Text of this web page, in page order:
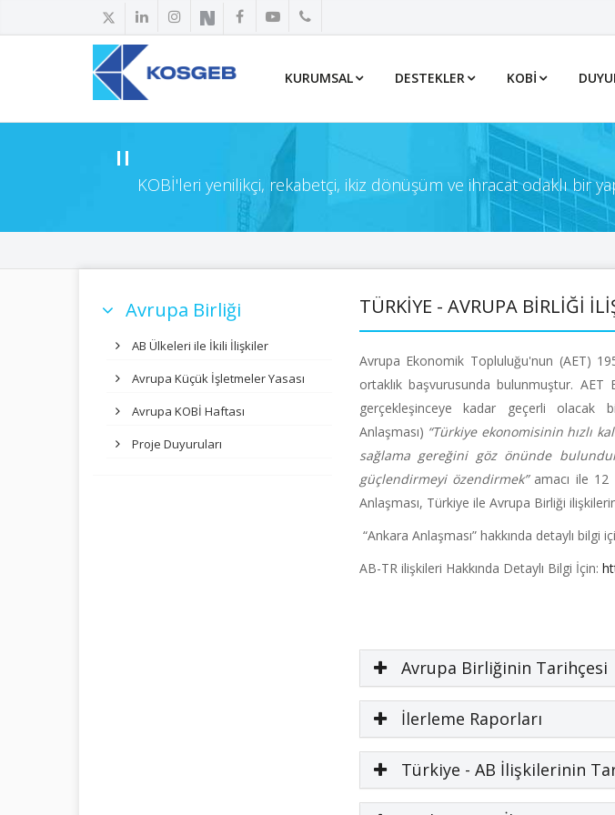
KURUMSAL DESTEKLER KOBİ
KOBİ'leri yenilikçi, rekabetçi, ikiz dönüşüm ve ihracat odaklı bir
Avrupa Birliği
AB Ülkeleri ile İkili İlişkiler
Avrupa Küçük İşletmeler Yasası
Avrupa KOBİ Haftası
Proje Duyuruları
TÜRKİYE - AVRUPA BİRLİĞİ
Avrupa Ekonomik Topluluğu'nun (AET)
ortaklık başvurusunda bulunmuştur.
gerçekleşinceye kadar geçerli olacak
Anlaşması) “Türkiye ekonomisinin hızlı
sağlama gereğini göz önünde
güçlendirmeyi özendirmek”amacı ile 12
Anlaşması, Türkiye ile Avrupa Birliği
“Ankara Anlaşması” hakkında detaylı bilgi
AB-TR ilişkileri Hakkında Detaylı Bilgi İçin:
Avrupa Birliğinin Tarihçesi
İlerleme Raporları
Türkiye - AB İlişkilerinin